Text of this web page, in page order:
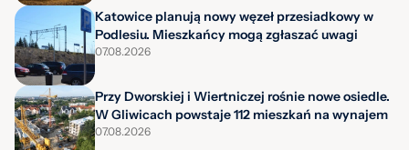
Katowice planują nowy węzeł przesiadkowy w
Podlesiu. Mieszkańcy mogą zgłaszać uwagi
07.08.2026
Przy Dworskiej i Wiertniczej rośnie nowe osiedle.
W Gliwicach powstaje 112 mieszkań na wynajem
07.08.2026